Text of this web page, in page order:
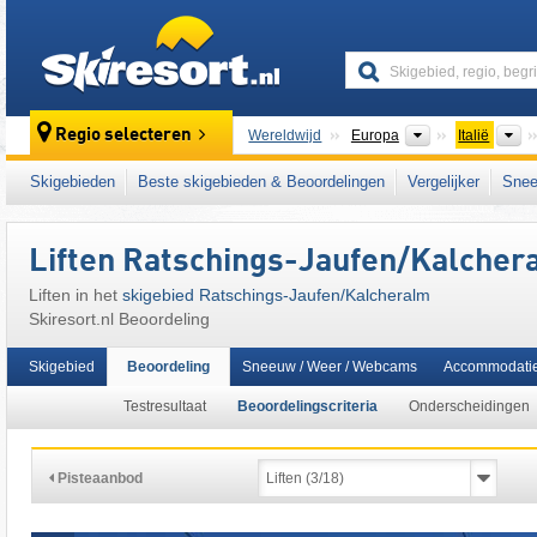
Regio selecteren Wereldwijd Europa Continenten
Italië
Dit skigebied ligt ook in: Südtirol Skiarena
centrale deel van de oostelijke Alpen
Skigebieden Beste skigebieden & Beoordelingen Vergelijker
Liften Ratschings-Jaufen/​
Liften in het skigebied Ratschings-Jaufen/​Kalcheralm
Skiresort.nl Beoordeling
Skigebied Beoordeling
Testresultaat Beoordelingscriteria Onderscheidingen
Sneeuw / Weer / Webcams
Pisteaanbod